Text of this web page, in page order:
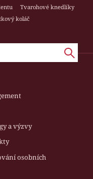
Tvarohové knedlíky
koláč
a výzvy
osobních